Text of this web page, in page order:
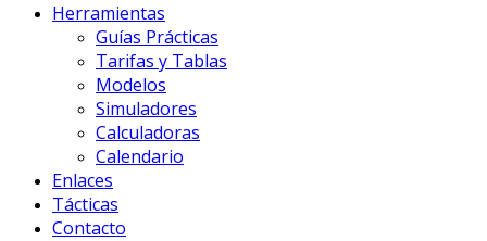
Herramientas
Guías Prácticas
Tarifas y Tablas
Modelos
Simuladores
Calculadoras
Calendario
Enlaces
Tácticas
Contacto